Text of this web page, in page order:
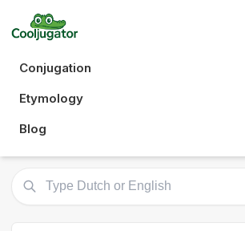
Conjugation
Etymology
Blog